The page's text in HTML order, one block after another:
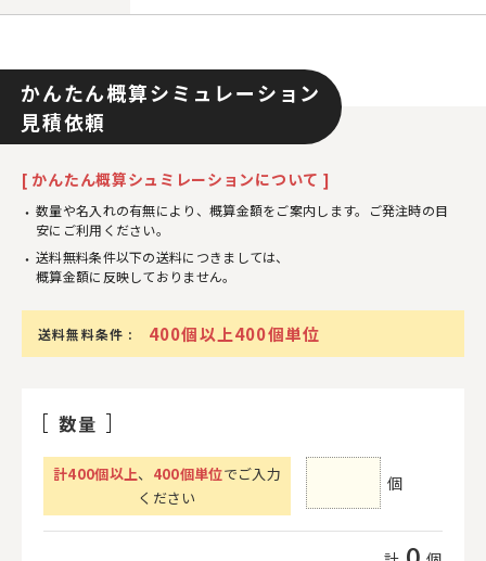
かんたん概算シミュレーション
見積依頼
[ かんたん概算シュミレーションについて ]
数量や名入れの有無により、概算金額をご案内します。ご発注時の目
安にご利用ください。
送料無料条件以下の送料につきましては、
概算金額に反映しておりません。
送料無料条件 : 400個以上400個単位
数量
計400個以上、 400個単位でご入力
ください
個